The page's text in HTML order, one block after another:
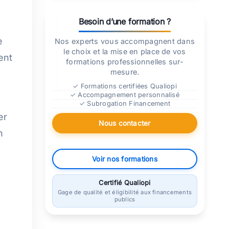
Besoin d’une formation ?
Nos experts vous accompagnent dans
le choix et la mise en place de vos
formations professionnelles sur-
mesure.
✓ Formations certifiées Qualiopi
✓ Accompagnement personnalisé
✓ Subrogation Financement
Nous contacter
Voir nos formations
Certifié Qualiopi
Gage de qualité et éligibilité aux financements
publics